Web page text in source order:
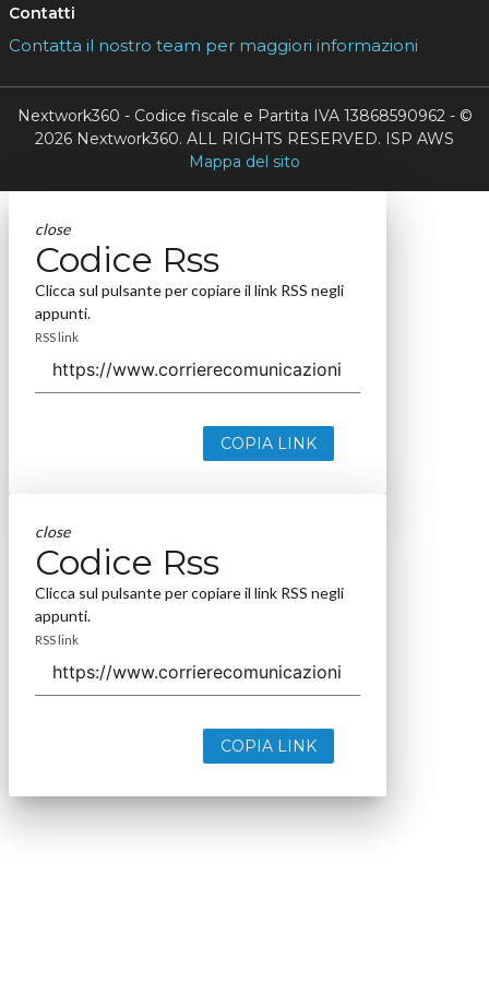
Contatti
Contatta il nostro team per maggiori informazioni
Nextwork360 - Codice fiscale e Partita IVA 13868590962 - ©
2026 Nextwork360. ALL RIGHTS RESERVED. ISP AWS
Mappa del sito
close
Codice Rss
Clicca sul pulsante per copiare il link RSS negli
appunti.
RSS link
COPIA LINK
close
Codice Rss
Clicca sul pulsante per copiare il link RSS negli
appunti.
RSS link
COPIA LINK